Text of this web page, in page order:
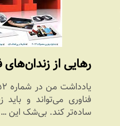
رهایی از زندان‌های
فناوری می‌تواند و باید
ساده‌تر کند. بی‌شک این